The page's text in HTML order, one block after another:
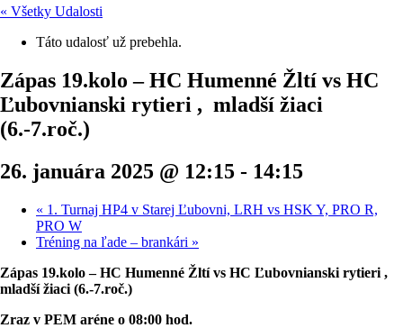
« Všetky Udalosti
Táto udalosť už prebehla.
Zápas 19.kolo – HC Humenné Žltí vs HC
Ľubovnianski rytieri , mladší žiaci
(6.-7.roč.)
26. januára 2025 @ 12:15 - 14:15
« 1. Turnaj HP4 v Starej Ľubovni, LRH vs HSK Y, PRO R,
PRO W
Tréning na ľade – brankári »
Zápas 19.kolo – HC Humenné Žltí vs HC Ľubovnianski rytieri ,
mladší žiaci (6.-7.roč.)
Zraz v PEM aréne o 08:00 hod.